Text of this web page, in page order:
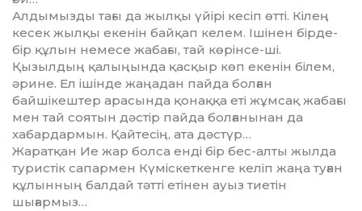
Алдымызды тағы да жылқы үйірі кесіп өтті. Кілең
кесек жыл­қы екенін байқап келем. Ішінен бірде-
бір құлын немесе жабағы, тай көрінсе-ші.
Қызылдың қа­лыңын­да қасқыр көп екенін білем,
әрине. Ел ішінде жаңадан пайда болған
байшікештер арасында қонаққа еті жұмсақ жабағы
мен тай соятын дәстір пайда болға­ны­нан да
хабардармын. Қайтесің, ата дәстүр…
Жаратқан Ие жар болса енді бір бес-алты жылда
туристік са­пар­мен Күміскеткенге келіп жаңа туған
құлынның балдай тәтті етінен ауыз тиетін
шығармыз…